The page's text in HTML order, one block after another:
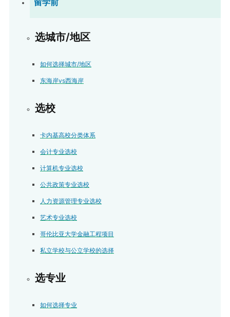
选城市/地区
如何选择城市/地区
东海岸vs西海岸
选校
卡内基高校分类体系
会计专业选校
计算机专业选校
公共政策专业选校
人力资源管理专业选校
艺术专业选校
哥伦比亚大学金融工程项目
私立学校与公立学校的选择
选专业
如何选择专业